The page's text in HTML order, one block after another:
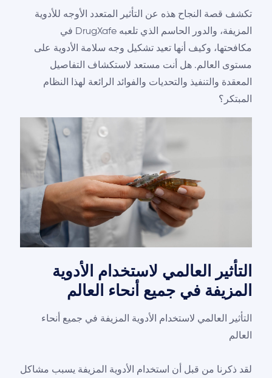
تكشف قصة النجاح هذه عن التأثير المتعدد الأوجه للأدوية
المزيفة، والدور الحاسم الذي تلعبه DrugXafe في
مكافحتها، وكيف أنها تعيد تشكيل وجه سلامة الأدوية على
مستوى العالم. هل أنت مستعد لاستكشاف التفاصيل
المعقدة والتنفيذ والتحديات والفوائد الرائعة لهذا النظام
المبتكر؟
التأثير العالمي لاستخدام الأدوية
المزيفة في جميع أنحاء العالم
التأثير العالمي لاستخدام الأدوية المزيفة في جميع أنحاء
العالم
لقد ذكرنا من قبل أن استخدام الأدوية المزيفة يسبب مشاكل